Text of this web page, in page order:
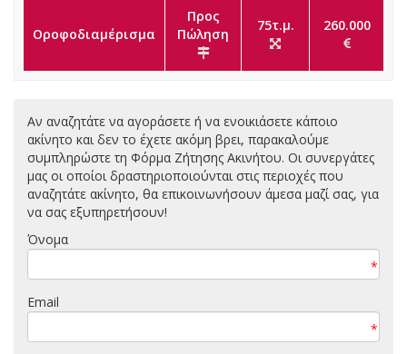
Οροφοδιαμέρισμα
Προς
Πώληση
75τ.μ. 260.000
Αν αναζητάτε να αγοράσετε ή να ενοικιάσετε κάποιο
ακίνητο και δεν το έχετε ακόμη βρει, παρακαλούμε
συμπληρώστε τη Φόρμα Ζήτησης Ακινήτου. Οι συνεργάτες
μας οι οποίοι δραστηριοποιούνται στις περιοχές που
αναζητάτε ακίνητο, θα επικοινωνήσουν άμεσα μαζί σας, για
να σας εξυπηρετήσουν!
Όνομα
*
Email
*